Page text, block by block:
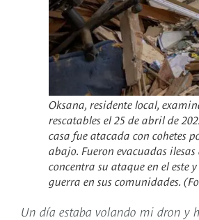
Oksana, residente local,
rescatables el 25 de abril de
casa fue atacada con cohetes
abajo. Fueron evacuadas
concentra su ataque en el este
guerra en sus comunidades.
Un día estaba volando mi dron y